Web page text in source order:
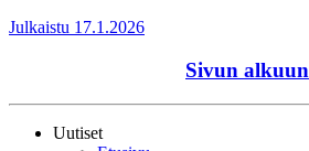
Julkaistu 17.1.2026
Sivun alkuun
Uutiset